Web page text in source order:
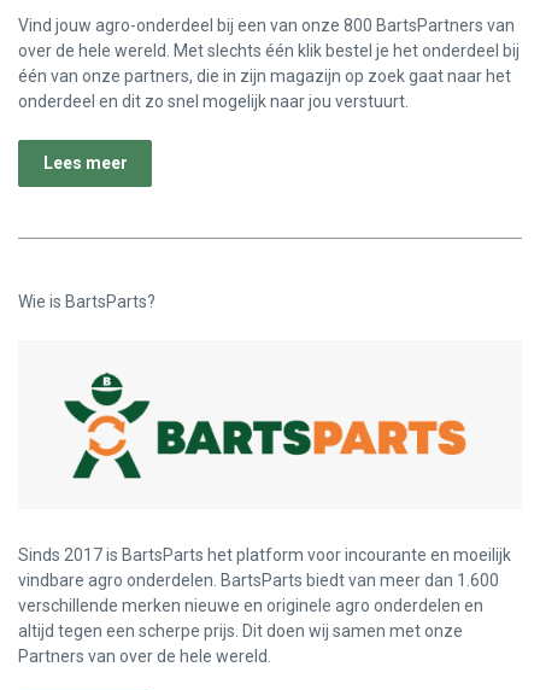
Vind jouw agro-onderdeel bij een van onze 800 BartsPartners van
over de hele wereld. Met slechts één klik bestel je het onderdeel bij
één van onze partners, die in zijn magazijn op zoek gaat naar het
onderdeel en dit zo snel mogelijk naar jou verstuurt.
Lees meer
Wie is BartsParts?
Sinds 2017 is BartsParts het platform voor incourante en moeilijk
vindbare agro onderdelen. BartsParts biedt van meer dan 1.600
verschillende merken nieuwe en originele agro onderdelen en
altijd tegen een scherpe prijs. Dit doen wij samen met onze
Partners van over de hele wereld.